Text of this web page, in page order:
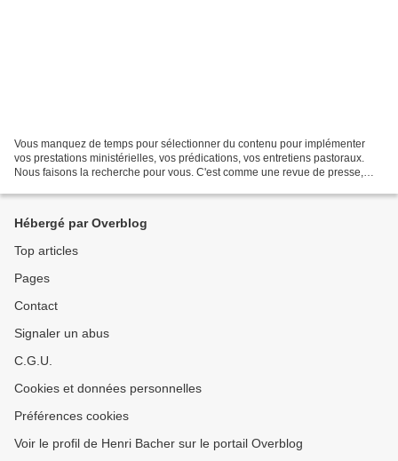
Vous manquez de temps pour sélectionner du contenu pour implémenter
vos prestations ministérielles, vos prédications, vos entretiens pastoraux.
Nous faisons la recherche pour vous. C'est comme une revue de presse,
Hébergé par Overblog
Top articles
Pages
Contact
Signaler un abus
C.G.U.
Cookies et données personnelles
Préférences cookies
Voir le profil de Henri Bacher sur le portail Overblog